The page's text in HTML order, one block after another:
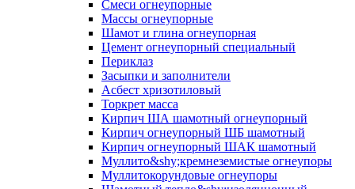
Смеси огнеупорные
Массы огнеупорные
Шамот и глина огнеупорная
Цемент огнеупорный специальный
Периклаз
Засыпки и заполнители
Асбест хризотиловый
Торкрет масса
Кирпич ША шамотный огнеупорный
Кирпич огнеупорный ШБ шамотный
Кирпич огнеупорный ШАК шамотный
Муллито&shy;­кремнеземистые огнеупоры
Муллито­корундовые огнеупоры